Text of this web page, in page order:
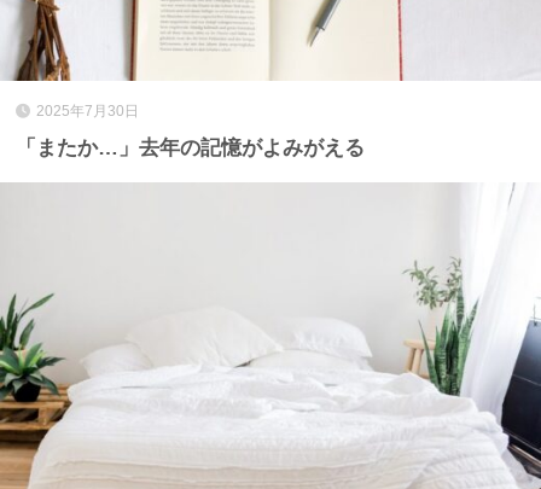
2025年7月30日
「またか…」去年の記憶がよみがえる